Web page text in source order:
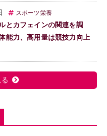
スポーツ栄養
とカフェインの関連を調
力、高用量は競技力向上